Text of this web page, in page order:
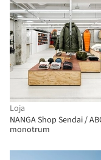
Loja
NANGA Shop Sendai /
monotrum